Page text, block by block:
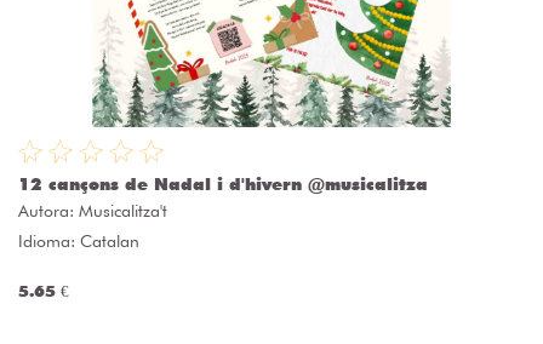
12 cançons de Nadal i d'hivern @musicalitza
Autora: Musicalitza't
Idioma: Catalan
5.65 €